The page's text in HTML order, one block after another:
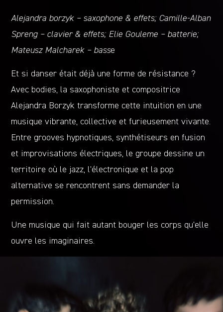
Alejandra borzyk – saxophone & effets; Camille-Alban
Spreng – clavier & effets; Elie Gouleme – batterie;
Mateusz Malcharek – basse
Et si danser était déjà une forme de résistance ?
Avec bodies, la saxophoniste et compositrice
Alejandra Borzyk transforme cette intuition en une
musique vibrante, collective et furieusement vivante.
Entre grooves hypnotiques, synthétiseurs en fusion
et improvisations électriques, le groupe dessine un
territoire où le jazz, l’électronique et la pop
alternative se rencontrent sans demander la
permission.
Une musique qui fait autant bouger les corps qu’elle
ouvre les imaginaires.